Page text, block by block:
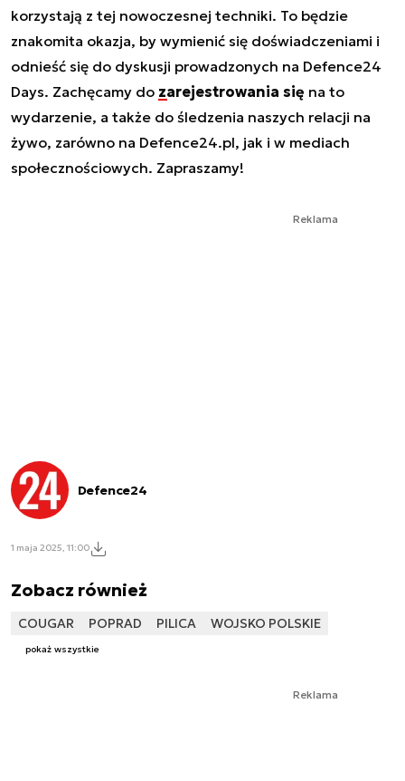
korzystają z tej nowoczesnej techniki. To będzie
znakomita okazja, by wymienić się doświadczeniami i
odnieść się do dyskusji prowadzonych na Defence24
Days. Zachęcamy do zarejestrowania się na to
wydarzenie, a także do śledzenia naszych relacji na
żywo, zarówno na Defence24.pl, jak i w mediach
społecznościowych. Zapraszamy!
Reklama
Defence24
1 maja 2025, 11:00
Zobacz również
COUGAR POPRAD PILICA WOJSKO POLSKIE
pokaż wszystkie
Reklama